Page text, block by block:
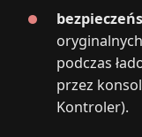
podczas
przez
Kontroler).